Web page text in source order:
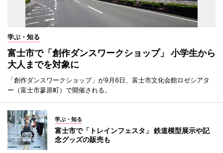
学ぶ・知る
富士市で「創作ダンスワークショップ」 小学生から
大人までを対象に
「創作ダンスワークショップ」が9月6日、富士市文化会館ロゼシアタ
ー（富士市蓼原町）で開催される。
学ぶ・知る
富士市で「トレインフェスタ」 鉄道模型展示や記
念グッズの販売も